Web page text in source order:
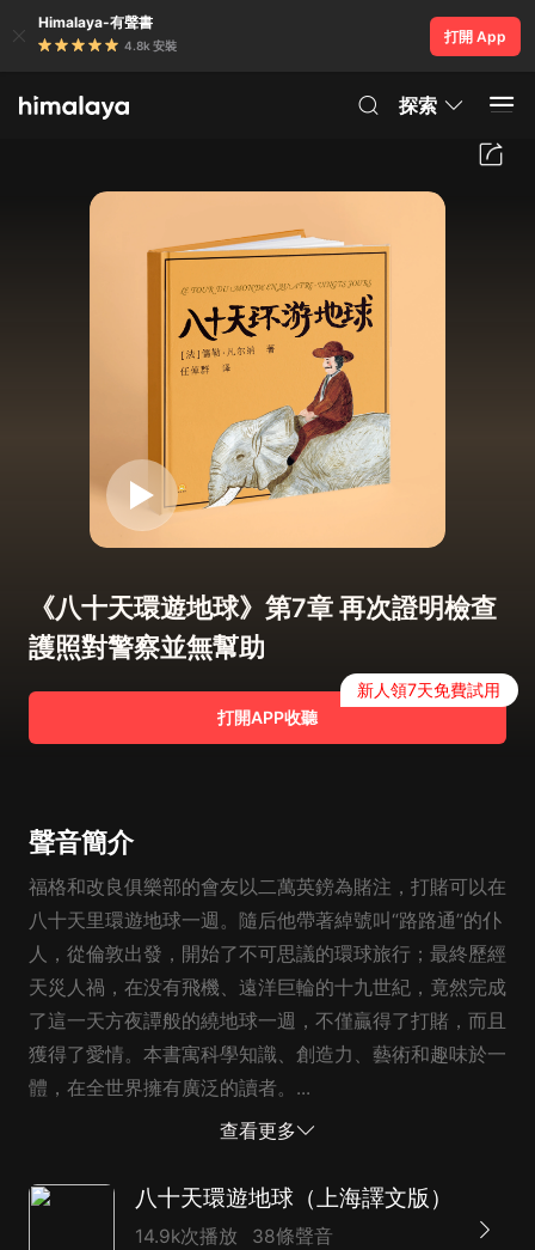
Himalaya-有聲書
4.8k 安裝
打開 App
探索
《八十天環遊地球》第7章 再次證明檢查
護照對警察並無幫助
打開APP收聽
新人領7天免費試用
聲音簡介
福格和改良俱樂部的會友以二萬英鎊為賭注，打賭可以在
八十天里環遊地球一週。隨后他帶著綽號叫“路路通”的仆
人，從倫敦出發，開始了不可思議的環球旅行；最終歷經
天災人禍，在没有飛機、遠洋巨輪的十九世紀，竟然完成
了這一天方夜譚般的繞地球一週，不僅贏得了打賭，而且
獲得了愛情。本書寓科學知識、創造力、藝術和趣味於一
體，在全世界擁有廣泛的讀者。...
查看更多
八十天環遊地球（上海譯文版）
14.9k次播放 38條聲音